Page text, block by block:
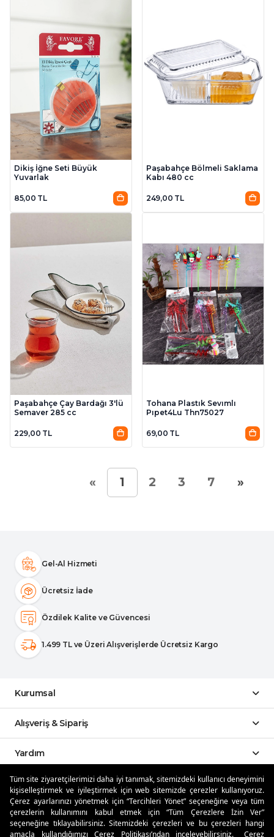
Tüm site ziyaretçilerimizi daha iyi tanımak, sitemizdeki kullanıcı deneyimini
kişiselleştirmek ve iyileştirmek için web sitemizde çerezler kullanıyoruz.
Çerez ayarlarınızı yönetmek için “Tercihleri Yönet” seçeneğine veya tüm
çerezlerin kullanımını kabul etmek için “Tüm Çerezlere İzin Ver”
seçeneğine tıklayabilirsiniz. Sitemizdeki çerezleri ve bu çerezleri hangi
amaçla kullandığımızı Çerez Politikası’ndan inceleyebilirsiniz.
Çerez
Dikiş İğne Seti Büyük
Yuvarlak
85,00 TL
Paşabahçe Bölmeli Saklama
Kabı 480 cc
249,00 TL
Paşabahçe Çay Bardağı 3'lü
Semaver 285 cc
229,00 TL
Tohana Plastık Sevımlı
Pıpet4Lu Thn75027
69,00 TL
« 1 2 3 7 »
Gel-Al Hizmeti
Ücretsiz İade
Özdilek Kalite ve Güvencesi
1.499 TL ve Üzeri Alışverişlerde Ücretsiz Kargo
Kurumsal
Alışveriş & Sipariş
Yardım
Sosyal Medya
Mobil Uygulamalar